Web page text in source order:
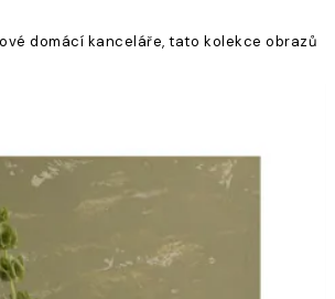
domácí kanceláře, tato kolekce obrazů